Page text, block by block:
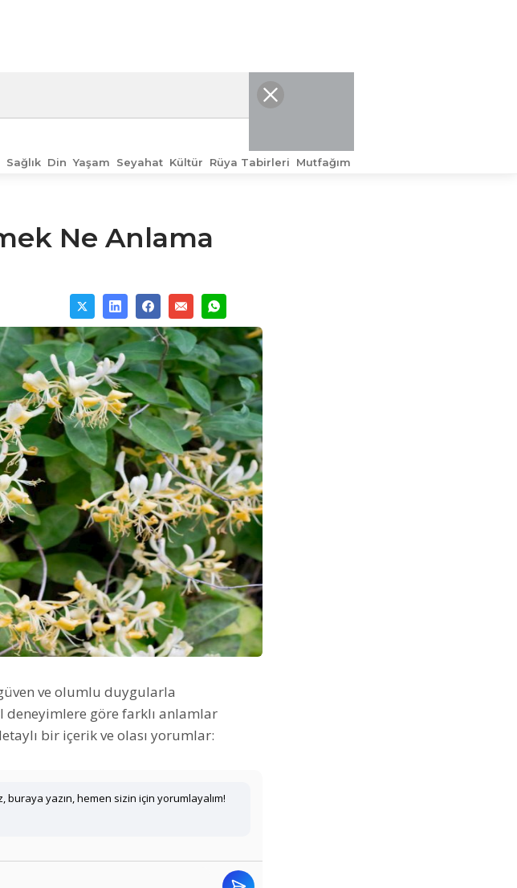
Sağlık Din Yaşam Seyahat Kültür Rüya Tabirleri Mutfağım
Ne Anlama
ve olumlu duygularla
göre farklı anlamlar
bir içerik ve olası yorumlar:
buraya yazın, hemen sizin için yorumlayalım!